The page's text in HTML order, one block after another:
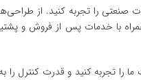
صنعتی را تجربه کنید. از
با خدمات پس از فروش و
را تجربه کنید و قدرت کنترل را